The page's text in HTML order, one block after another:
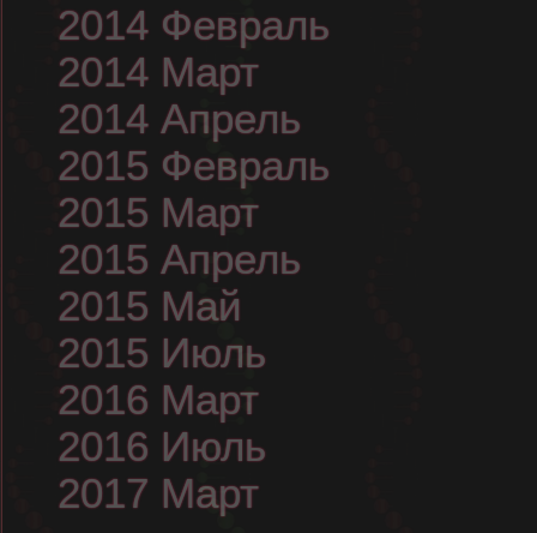
2014 Февраль
2014 Март
2014 Апрель
2015 Февраль
2015 Март
2015 Апрель
2015 Май
2015 Июль
2016 Март
2016 Июль
2017 Март